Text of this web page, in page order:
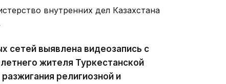
внутренних дел Казахстана
сетей выявлена видеозапись с
жителя Туркестанской
религиозной и